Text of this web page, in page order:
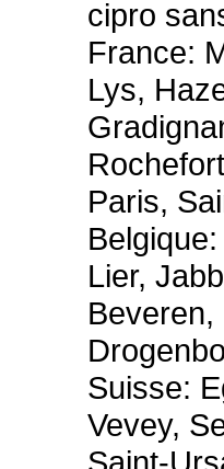
cipro
France:
Lys,
Paris,
Lier,
Suisse:
Vevey,